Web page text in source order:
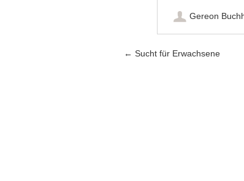
Gereon
Artikel-
← Sucht für Erwachsene